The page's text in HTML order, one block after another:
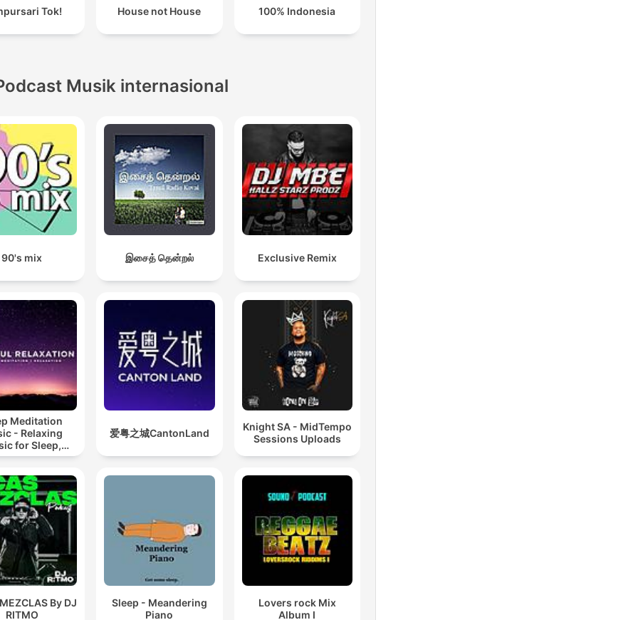
Tok! House not House 100% Indonesia
Musik internasional
90's mix இசைத் தென்றல் Exclusive Remix
Meditation
- Relaxing
for Sleep,
&
爱粤之城CantonLand
Knight SA - MidTempo
Sessions Uploads
By DJ
RITMO
Sleep - Meandering
Piano
Lovers rock Mix
Album I